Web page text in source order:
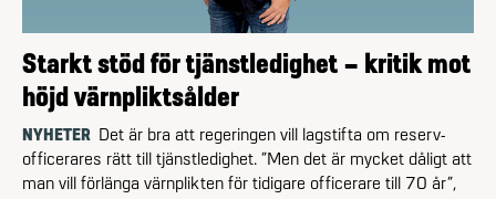
Starkt stöd för tjänstledighet – kritik mot
höjd värnpliktsålder
NYHETER Det är bra att regeringen vill lagstifta om reserv­
officerares rätt till tjänstledighet. ”Men det är mycket dåligt att
man vill förlänga värnplikten för tidigare officerare till 70 år”,